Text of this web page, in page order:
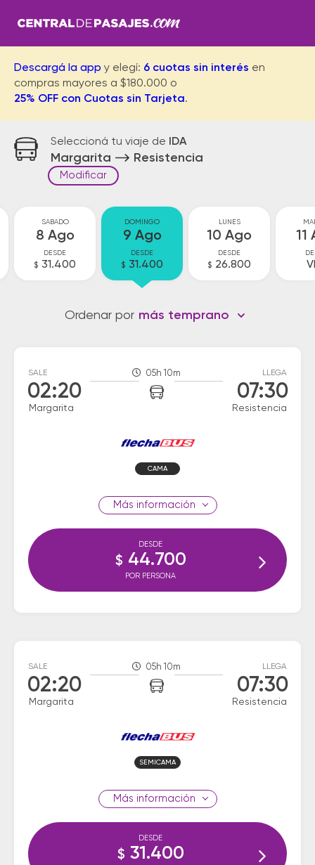
Descargá la app y elegí: 6 cuotas sin interés en
compras mayores a $180.000 o
25% OFF con Cuotas sin Tarjeta.
Seleccioná tu viaje de IDA
Margarita Resistencia
Modificar
SABADO
8 Ago
DESDE
$ 31.400
DOMINGO
9 Ago
DESDE
$ 31.400
LUNES
10 Ago
DESDE
$ 26.800
11
Ordenar por más temprano
SALE
02:20
Margarita
05h 10m LLEGA
07:30
Resistencia
CAMA
información
DESDE
$ 44.700
POR PERSONA
SALE
02:20
Margarita
05h 10m LLEGA
07:30
Resistencia
SEMICAMA
información
DESDE
$ 31.400